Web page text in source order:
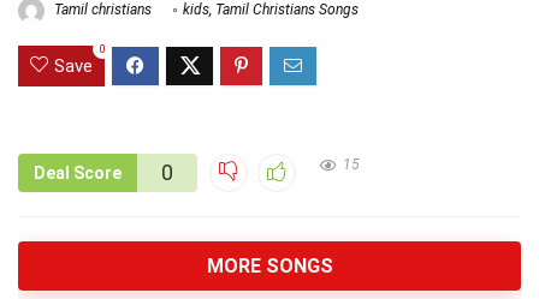
Tamil christians kids, Tamil Christians Songs
Save
0
Deal Score 0 15
MORE SONGS